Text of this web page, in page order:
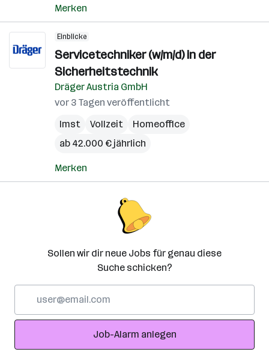
Merken
Einblicke
Servicetechniker (w/m/d) in der
Sicherheitstechnik
Dräger Austria GmbH
vor 3 Tagen veröffentlicht
Imst
Vollzeit
Homeoffice
ab 42.000 € jährlich
Merken
Sollen wir dir neue Jobs für genau diese
Suche schicken?
Adresse
Job-Alarm anlegen